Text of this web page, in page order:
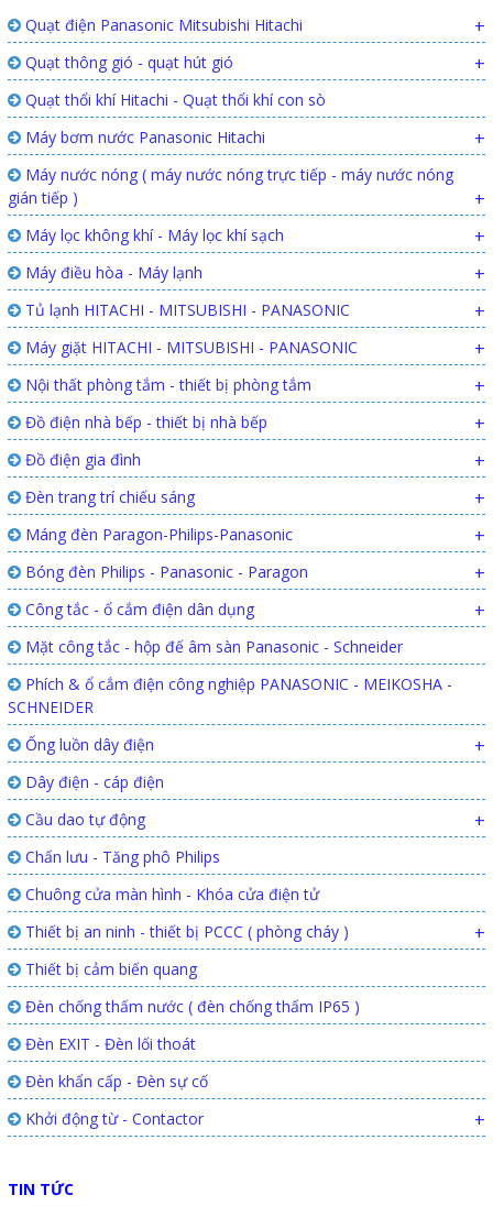
Quạt điện Panasonic Mitsubishi Hitachi +
Quạt thông gió - quạt hút gió +
Quạt thổi khí Hitachi - Quạt thổi khí con sò
Máy bơm nước Panasonic Hitachi
+
Máy nước nóng ( máy nước nóng trực tiếp - máy nước nóng
gián tiếp )
+
Máy lọc không khí - Máy lọc khí sạch +
Máy điều hòa - Máy lạnh +
Tủ lạnh HITACHI - MITSUBISHI - PANASONIC +
Máy giặt HITACHI - MITSUBISHI - PANASONIC +
Nội thất phòng tắm - thiết bị phòng tắm +
Đồ điện nhà bếp - thiết bị nhà bếp +
Đồ điện gia đình +
Đèn trang trí chiếu sáng +
Máng đèn Paragon-Philips-Panasonic +
Bóng đèn Philips - Panasonic - Paragon +
Công tắc - ổ cắm điện dân dụng +
Mặt công tắc - hộp đế âm sàn Panasonic - Schneider
Phích & ổ cắm điện công nghiệp PANASONIC - MEIKOSHA -
SCHNEIDER
Ống luồn dây điện
+
Dây điện - cáp điện
Cầu dao tự động
+
Chấn lưu - Tăng phô Philips
Chuông cửa màn hình - Khóa cửa điện tử
Thiết bị an ninh - thiết bị PCCC ( phòng cháy )
+
Thiết bị cảm biến quang
Đèn chống thấm nước ( đèn chống thấm IP65 )
Đèn EXIT - Đèn lối thoát
Đèn khẩn cấp - Đèn sự cố
Khởi động từ - Contactor
+
TIN TỨC